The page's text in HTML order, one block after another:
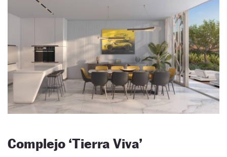
Complejo ‘Tierra Viva’